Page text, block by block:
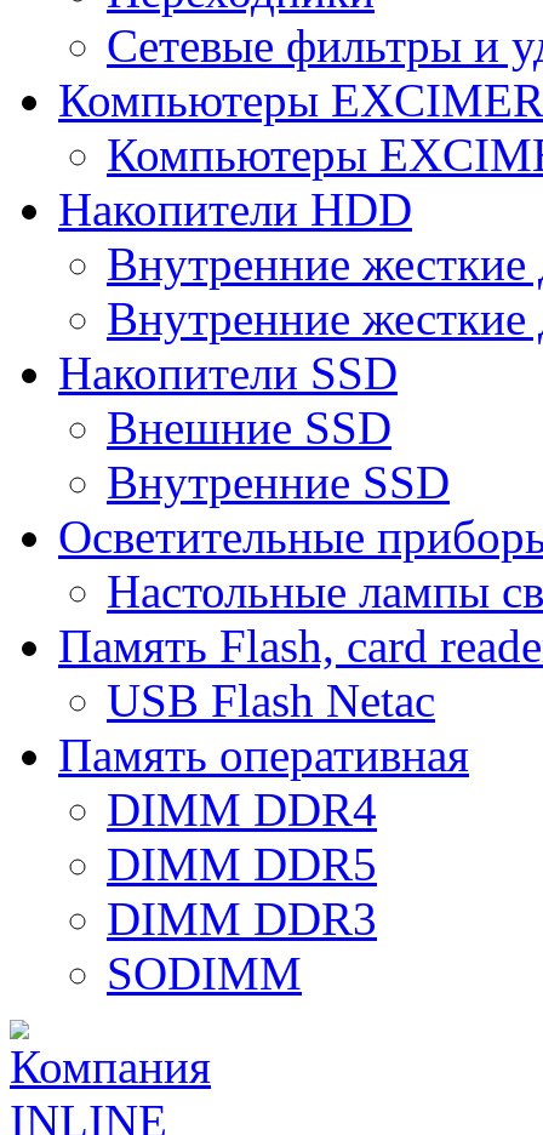
Сетевые фильтры и
Компьютеры
Компьютеры
Накопители HDD
Внутренние
Внутренние
Накопители SSD
Внешние SSD
Внутренние SSD
Осветительные
Настольные лампы
Память Flash, card
USB Flash Netac
Память оперативная
DIMM DDR4
DIMM DDR5
DIMM DDR3
SODIMM